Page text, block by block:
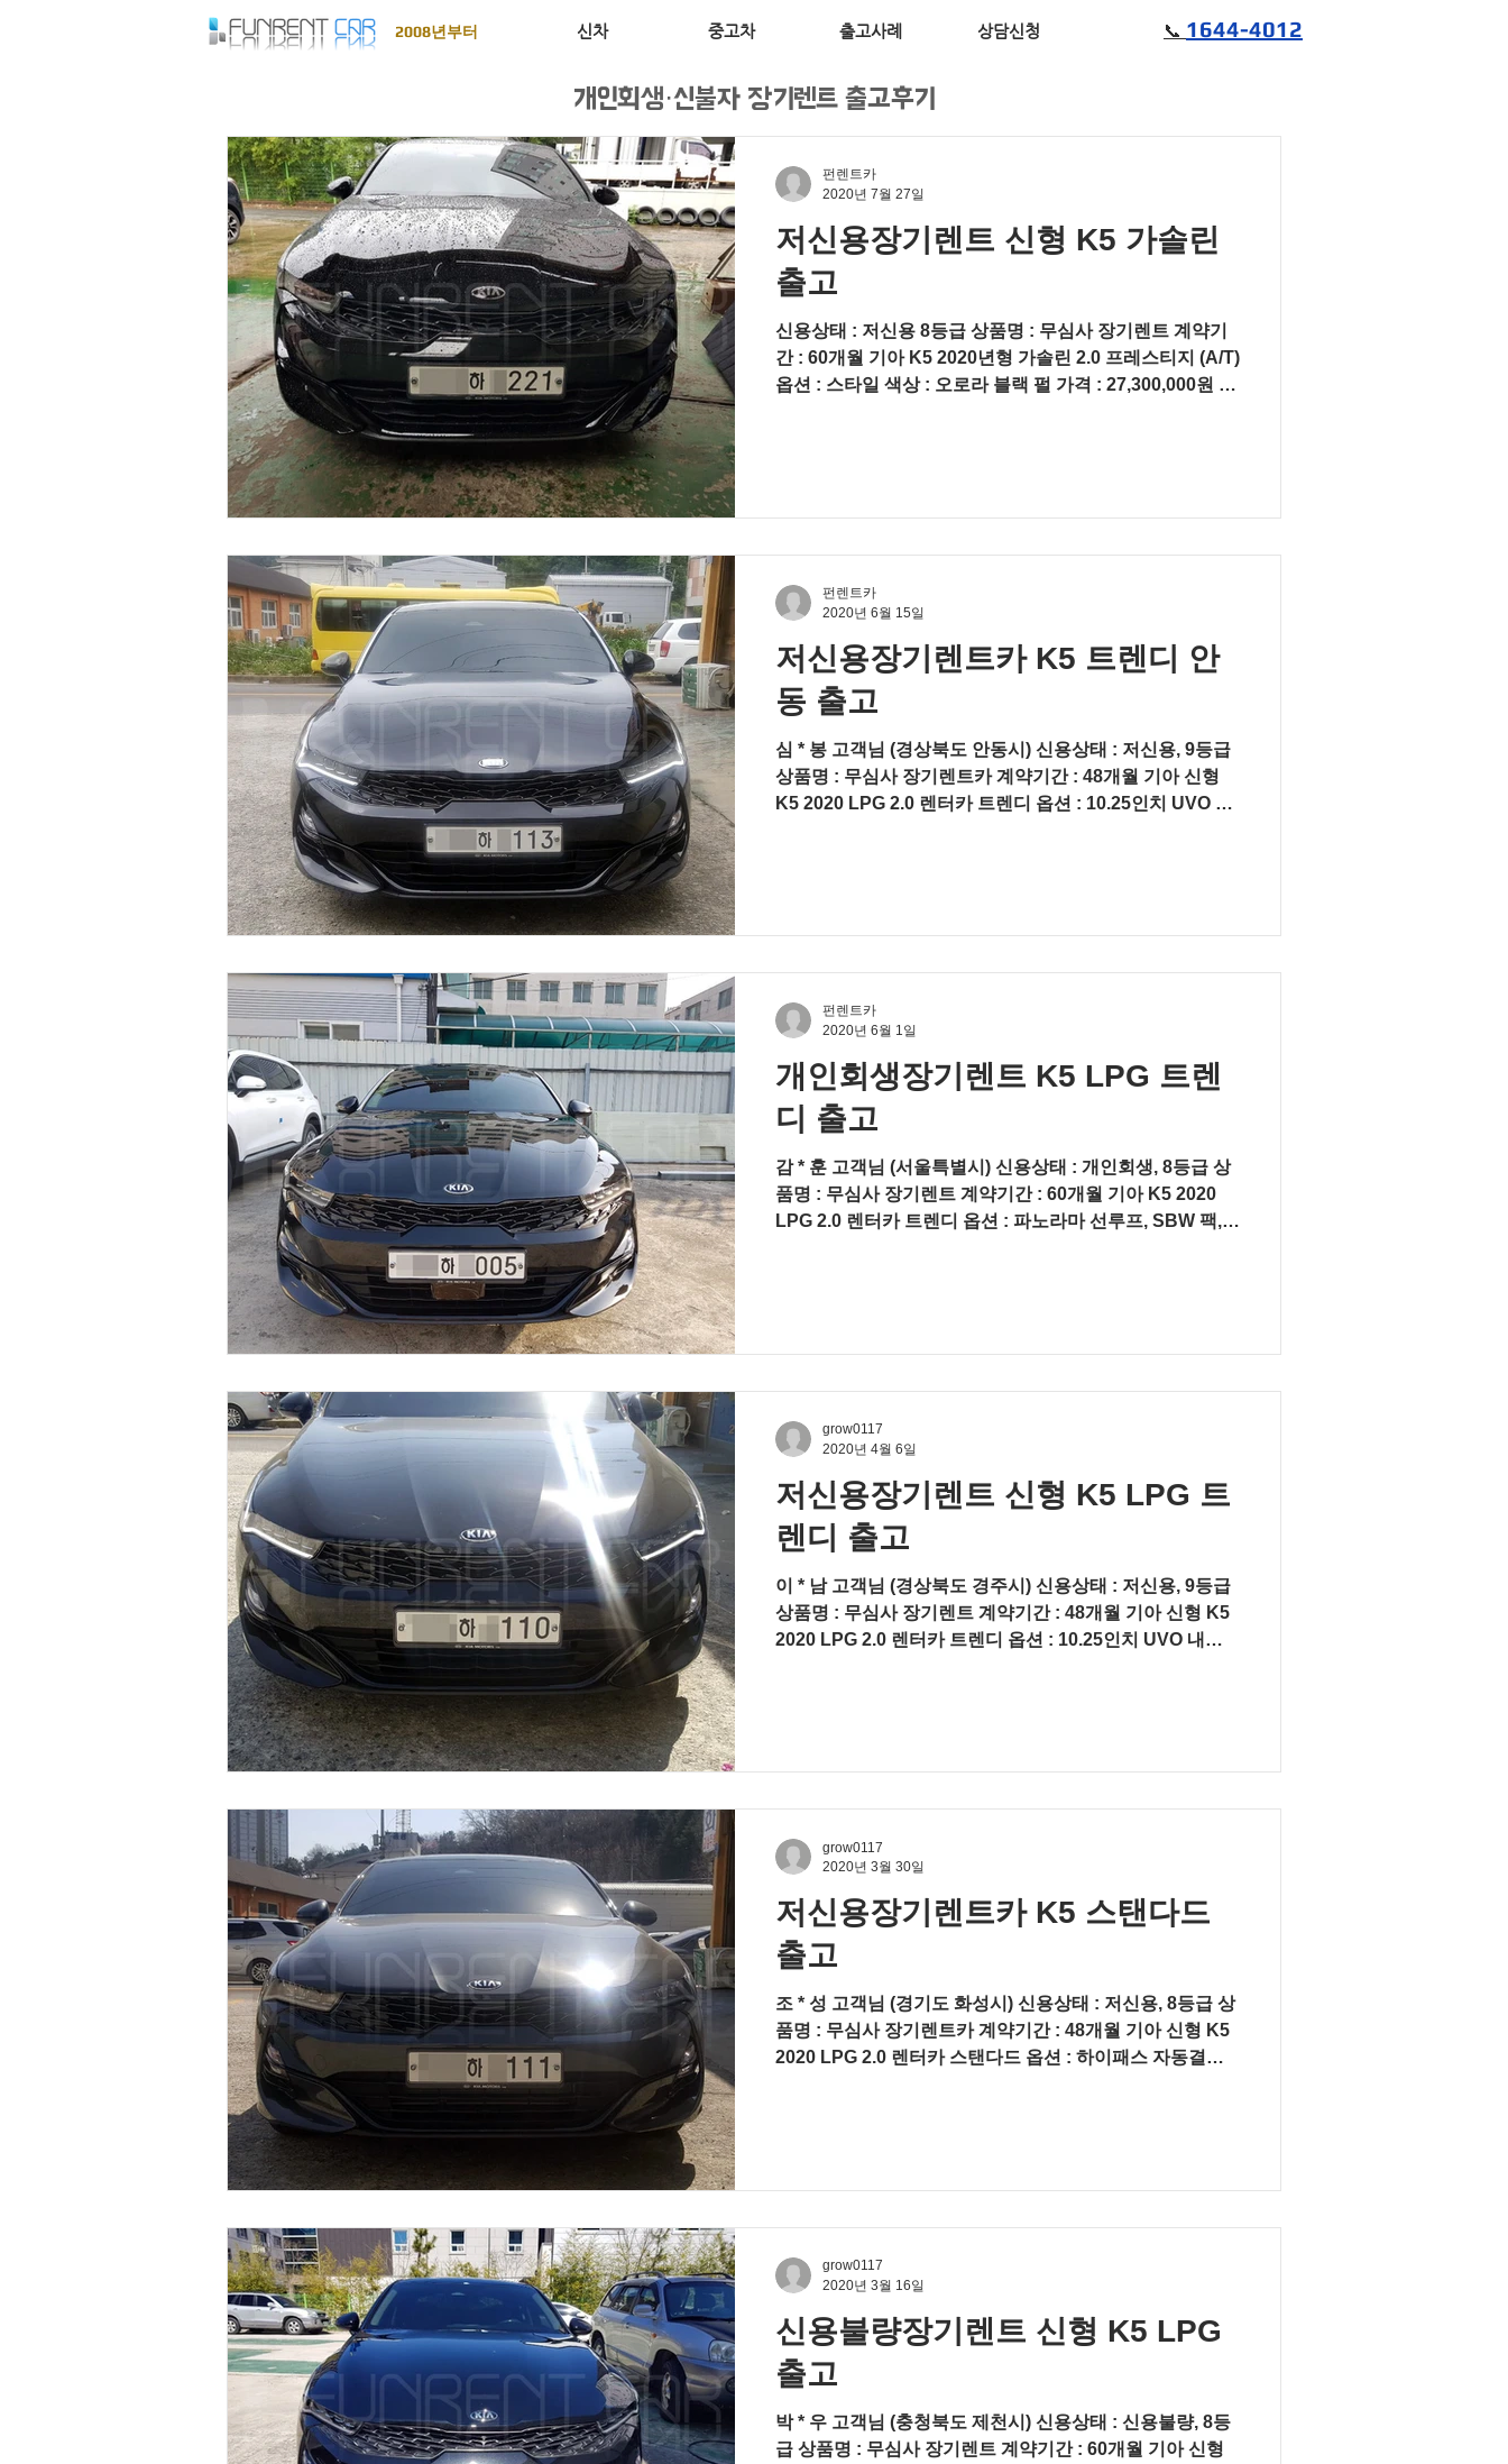
2008년부터 신차 중고차 출고사례 상담신청 📞 1644-4012
개인회생·신불자 장기렌트 출고후기
저신용장기렌트 신형 K5 가솔린
출고
신용상태 : 저신용 8등급 상품명 : 무심사 장기렌트 계약기
간 : 60개월 기아 K5 2020년형 가솔린 2.0 프레스티지 (A/T)
옵션 : 스타일 색상 : 오로라 블랙 펄 가격 : 27,300,000원 장
펀렌트카
2020년 7월 27일
저신용장기렌트카 K5 트렌디 안
동 출고
심 * 봉 고객님 (경상북도 안동시) 신용상태 : 저신용, 9등급
상품명 : 무심사 장기렌트카 계약기간 : 48개월 기아 신형
K5 2020 LPG 2.0 렌터카 트렌디 옵션 : 10.25인치 UVO 내
펀렌트카
2020년 6월 15일
개인회생장기렌트 K5 LPG 트렌
디 출고
감 * 훈 고객님 (서울특별시) 신용상태 : 개인회생, 8등급 상
품명 : 무심사 장기렌트 계약기간 : 60개월 기아 K5 2020
LPG 2.0 렌터카 트렌디 옵션 : 파노라마 선루프, SBW 팩,
펀렌트카
2020년 6월 1일
저신용장기렌트 신형 K5 LPG 트
렌디 출고
이 * 남 고객님 (경상북도 경주시) 신용상태 : 저신용, 9등급
상품명 : 무심사 장기렌트 계약기간 : 48개월 기아 신형 K5
2020 LPG 2.0 렌터카 트렌디 옵션 : 10.25인치 UVO 내비
grow0117
2020년 4월 6일
저신용장기렌트카 K5 스탠다드
출고
조 * 성 고객님 (경기도 화성시) 신용상태 : 저신용, 8등급 상
품명 : 무심사 장기렌트카 계약기간 : 48개월 기아 신형 K5
2020 LPG 2.0 렌터카 스탠다드 옵션 : 하이패스 자동결제
grow0117
2020년 3월 30일
신용불량장기렌트 신형 K5 LPG
출고
박 * 우 고객님 (충청북도 제천시) 신용상태 : 신용불량, 8등
급 상품명 : 무심사 장기렌트 계약기간 : 60개월 기아 신형
grow0117
2020년 3월 16일